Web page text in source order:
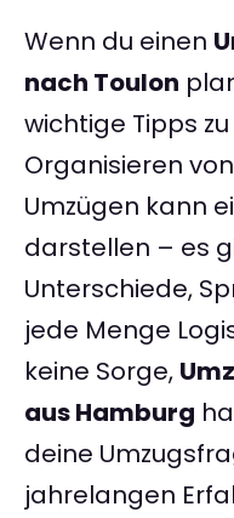
Wenn du einen
nach Toulon
wichtige Tipps
Organisieren
Umzügen kann
darstellen – es
Unterschiede,
jede Menge
keine Sorge,
aus Hamburg
deine
jahrelangen